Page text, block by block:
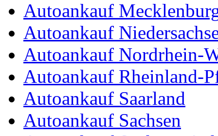
Autoankauf
Autoankauf
Autoankauf Nordrhein-
Autoankauf Rheinland-
Autoankauf Saarland
Autoankauf Sachsen